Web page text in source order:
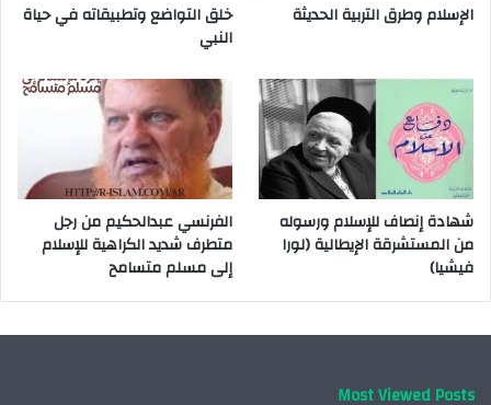
الإسلام وطرق التربية الحديثة
خلق التواضع وتطبيقاته في حياة
النبي
شهادة إنصاف للإسلام ورسوله
من المستشرقة الإيطالية (لورا
فيشيا)
الفرنسي عبدالحكيم من رجل
متطرف شديد الكراهية للإسلام
إلى مسلم متسامح
Most Viewed Posts